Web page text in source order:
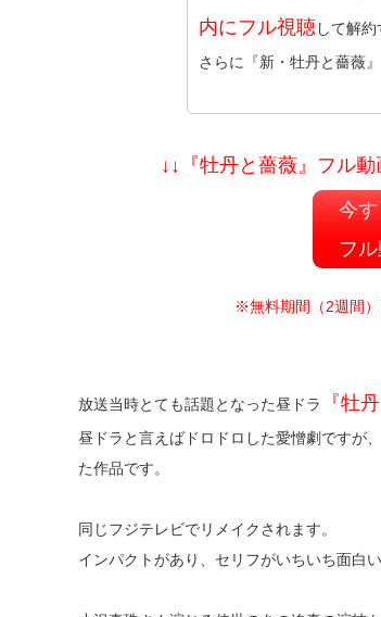
内にフル視聴して解
さらに『新・牡丹と薔薇
↓↓『牡丹と薔薇』フル
今す
フ
※無料期間（2週間
放送当時とても話題となった昼ドラ 『牡
昼ドラと言えばドロドロした愛憎劇ですが
た作品です。
同じフジテレビでリメイクされます。
インパクトがあり、セリフがいちいち面白